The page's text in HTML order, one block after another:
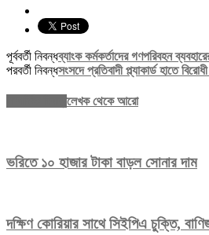
পূর্ববর্তী নিবন্ধব্যাংক কর্মকর্তাদের গণপরিবহন
পরবর্তী নিবন্ধসংসদে প্রতিবাদী প্ল্যাকার্ড হাতে
লেখক থেকে আরো
ভরিতে ১০ হাজার টাকা বাড়ল সোনার দাম
দক্ষিণ কোরিয়ার সাথে সিইপিএ চুক্তি,